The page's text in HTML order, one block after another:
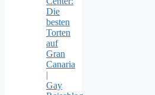
Die
besten
Torten
auf
Gran
Canaria
|
Gay